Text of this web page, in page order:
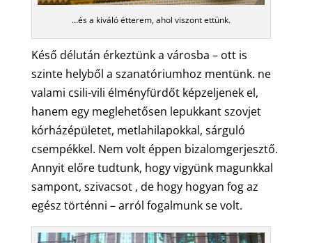
…és a kiváló étterem, ahol viszont ettünk.
Késő délután érkeztünk a városba – ott is
szinte helyből a szanatóriumhoz mentünk. ne
valami csili-vili élményfürdőt képzeljenek el,
hanem egy meglehetősen lepukkant szovjet
kórházépületet, metlahilapokkal, sárguló
csempékkel. Nem volt éppen bizalomgerjesztő.
Annyit előre tudtunk, hogy vigyünk magunkkal
sampont, szivacsot , de hogy hogyan fog az
egész történni – arról fogalmunk se volt.